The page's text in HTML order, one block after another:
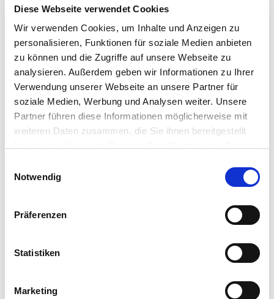
Diese Webseite verwendet Cookies
Wir verwenden Cookies, um Inhalte und Anzeigen zu
personalisieren, Funktionen für soziale Medien anbieten
zu können und die Zugriffe auf unsere Webseite zu
analysieren. Außerdem geben wir Informationen zu Ihrer
Verwendung unserer Webseite an unsere Partner für
soziale Medien, Werbung und Analysen weiter. Unsere
Partner führen diese Informationen möglicherweise mit
weiteren Daten zusammen, die Sie ihnen bereitgestellt
Cookies, wenn Sie unsere Webseite weiterhin nutzen.
Notwendig
Präferenzen
Statistiken
Marketing
Ersatzteil O-Ring Satz EPDM Typ Hidroten
Available immediately